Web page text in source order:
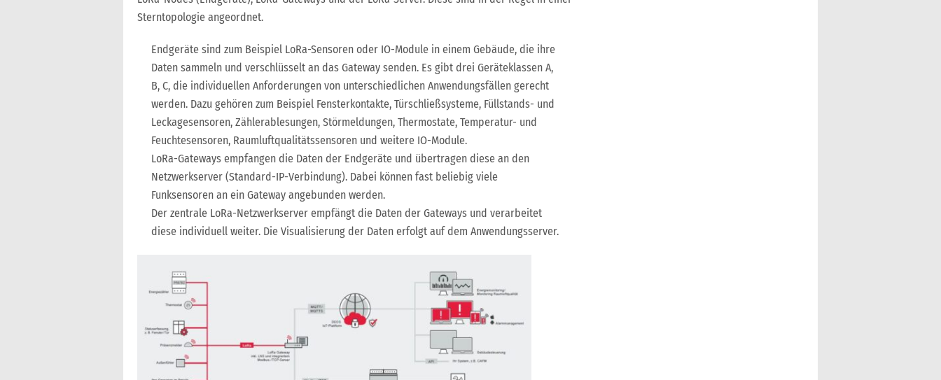
Sterntopologie angeordnet.
Endgeräte sind zum Beispiel LoRa-Sensoren oder IO-Module in einem Gebäude, die ihre
Daten sammeln und verschlüsselt an das Gateway senden. Es gibt drei Geräteklassen A,
B, C, die individuellen Anforderungen von unterschiedlichen Anwendungsfällen gerecht
werden. Dazu gehören zum Beispiel Fensterkontakte, Türschließsysteme, Füllstands- und
Leckagesensoren, Zählerablesungen, Störmeldungen, Thermostate, Temperatur- und
Feuchtesensoren, Raumluftqualitätssensoren und weitere IO-Module.
LoRa-Gateways empfangen die Daten der Endgeräte und übertragen diese an den
Netzwerkserver (Standard-IP-Verbindung). Dabei können fast beliebig viele
Funksensoren an ein Gateway angebunden werden.
Der zentrale LoRa-Netzwerkserver empfängt die Daten der Gateways und verarbeitet
diese individuell weiter. Die Visualisierung der Daten erfolgt auf dem Anwendungsserver.